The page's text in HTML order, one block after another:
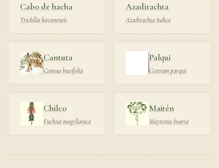
Cabo de hacha
Trichilia havanensis
Azadirachta
Azadirachta indica
Cantuta
Cantua buxifolia
Palqui
Cestrum parqui
Chilco
Fuchsia magellanica
Maitén
Maytenus boaria